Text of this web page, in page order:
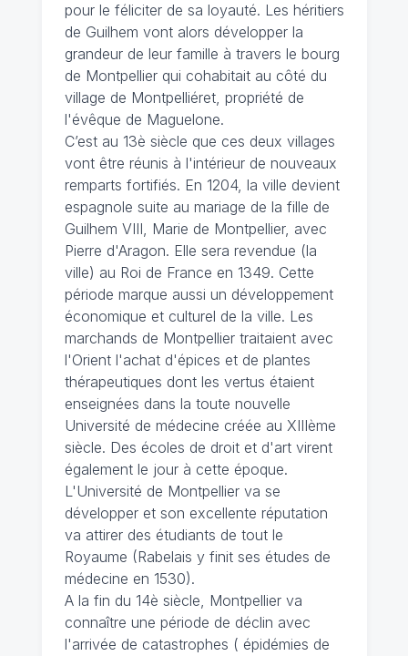
pour le féliciter de sa loyauté. Les héritiers
de Guilhem vont alors développer la
grandeur de leur famille à travers le bourg
de Montpellier qui cohabitait au côté du
village de Montpelliéret, propriété de
l'évêque de Maguelone.
C’est au 13è siècle que ces deux villages
vont être réunis à l'intérieur de nouveaux
remparts fortifiés. En 1204, la ville devient
espagnole suite au mariage de la fille de
Guilhem VIII, Marie de Montpellier, avec
Pierre d'Aragon. Elle sera revendue (la
ville) au Roi de France en 1349. Cette
période marque aussi un développement
économique et culturel de la ville. Les
marchands de Montpellier traitaient avec
l'Orient l'achat d'épices et de plantes
thérapeutiques dont les vertus étaient
enseignées dans la toute nouvelle
Université de médecine créée au XIIIème
siècle. Des écoles de droit et d'art virent
également le jour à cette époque.
L'Université de Montpellier va se
développer et son excellente réputation
va attirer des étudiants de tout le
Royaume (Rabelais y finit ses études de
médecine en 1530).
A la fin du 14è siècle, Montpellier va
connaître une période de déclin avec
l'arrivée de catastrophes ( épidémies de